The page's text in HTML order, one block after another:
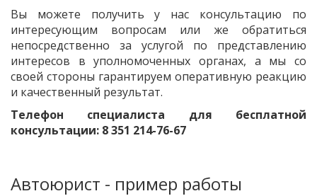
Вы можете получить у нас консультацию по
интересующим вопросам или же обратиться
непосредственно за услугой по представлению
интересов в уполномоченных органах, а мы со
своей стороны гарантируем оперативную реакцию
и качественный результат.
Телефон специалиста для бесплатной
консультации: 8 351 214-76-67
Автоюрист - пример работы